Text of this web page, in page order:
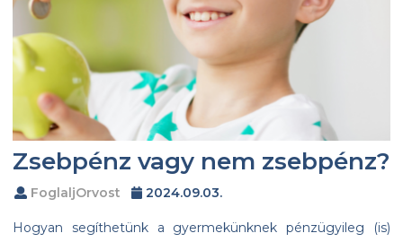
Zsebpénz vagy nem zsebpénz?
FoglaljOrvost 2024.09.03.
Hogyan segíthetünk a gyermekünknek pénzügyileg (is)